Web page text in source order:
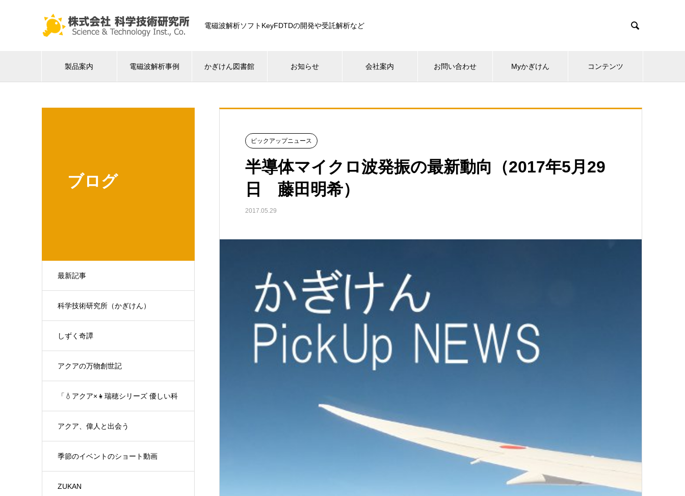
電磁波解析ソフトKeyFDTDの開発や受託解析など 
製品案内 電磁波解析事例 かぎけん図書館 お知らせ 会社案内 お問い合わせ Myかぎけん コンテンツ
ブログ
最新記事
科学技術研究所（かぎけん）
しずく奇譚
アクアの万物創世記
「💧アクア×👧瑞穂シリーズ 優しい科
学の対話」
アクア、偉人と出会う
季節のイベントのショート動画
ZUKAN
ピックアップニュース
半導体マイクロ波発振の最新動向（2017年5月29
日 藤田明希）
2017.05.29